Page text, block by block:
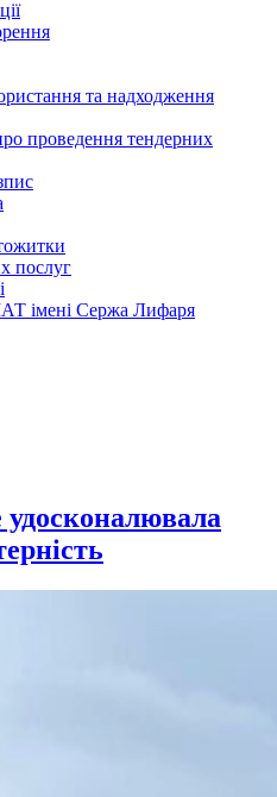
та надходження
проведення тендерних
послуг
імені Сержа Лифаря
удосконалювала